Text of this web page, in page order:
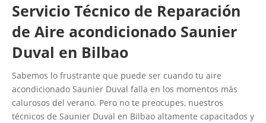
Servicio Técnico de Reparación
de Aire acondicionado Saunier
Duval en Bilbao
Sabemos lo frustrante que puede ser cuando tu aire
acondicionado Saunier Duval falla en los momentos más
calurosos del verano. Pero no te preocupes, nuestros
técnicos de Saunier Duval en Bilbao altamente capacitados y